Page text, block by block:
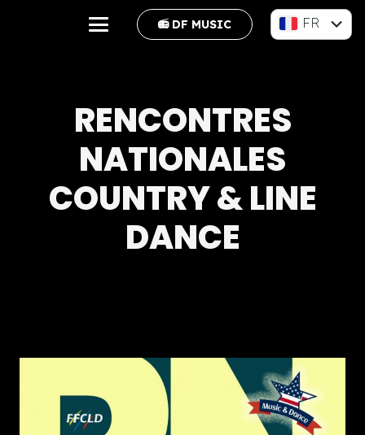
📻 DF MUSIC
FR
RENCONTRES
NATIONALES
COUNTRY & LINE
DANCE